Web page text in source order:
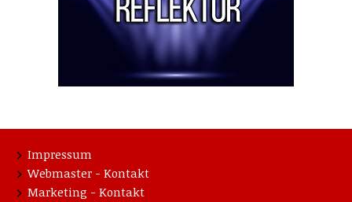
Impressum
Webmaster - Kontakt
Marketing - Kontakt